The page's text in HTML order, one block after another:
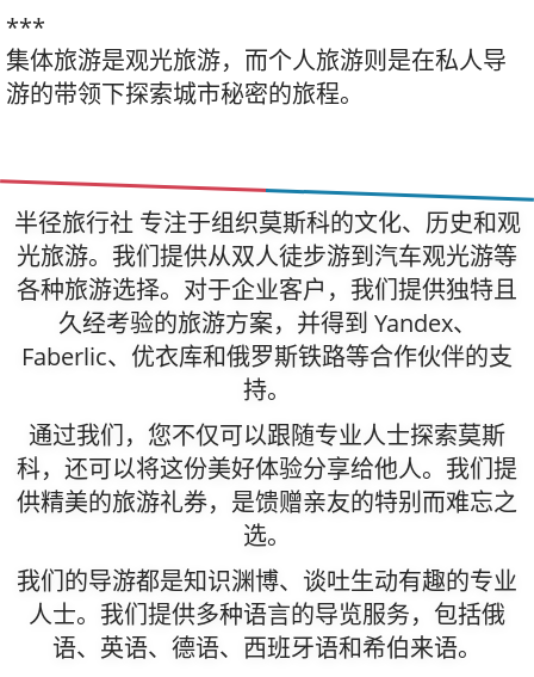
***
集体旅游是观光旅游，而个人旅游则是在私人导
游的带领下探索城市秘密的旅程。
半径旅行社 专注于组织莫斯科的文化、历史和观
光旅游。我们提供从双人徒步游到汽车观光游等
各种旅游选择。对于企业客户，我们提供独特且
久经考验的旅游方案，并得到 Yandex、
Faberlic、优衣库和俄罗斯铁路等合作伙伴的支
持。
通过我们，您不仅可以跟随专业人士探索莫斯
科，还可以将这份美好体验分享给他人。我们提
供精美的旅游礼券，是馈赠亲友的特别而难忘之
选。
我们的导游都是知识渊博、谈吐生动有趣的专业
人士。我们提供多种语言的导览服务，包括俄
语、英语、德语、西班牙语和希伯来语。